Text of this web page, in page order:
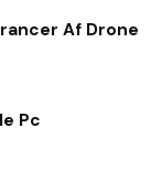
Af Drone
Pc